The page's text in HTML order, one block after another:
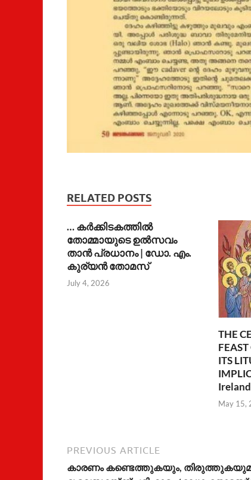
RELATED POSTS
… കര്‍ക്കിടകത്തില്‍
തോമ്മായുടെ ഉല്‍സവം
താന്‍ പ്രധാനം | ഡോ. എം.
കുര്യന്‍ തോമസ്
July 4, 2026
THE
ITS
Ireland
May 15,
PREVIOUS ARTICLE
കാരണം കണ്ടെത്തുകയും,